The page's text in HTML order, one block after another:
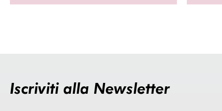
Iscriviti alla Newsletter